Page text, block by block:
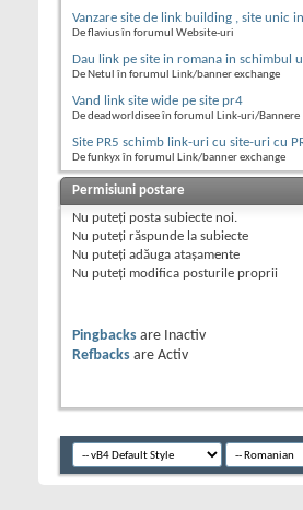
Vanzare site de link building , site unic
De flavius în forumul Website-uri
Dau link pe site in romana in schimbul
De Netul în forumul Link/banner exchange
Vand link site wide pe site pr4
De deadworldisee în forumul Link-uri/Bannere
Site PR5 schimb link-uri cu site-uri cu
De funkyx în forumul Link/banner exchange
Permisiuni postare
Nu puteţi posta subiecte noi.
Nu puteţi răspunde la subiecte
Nu puteţi adăuga ataşamente
Nu puteţi modifica posturile proprii
Pingbacks are
Inactiv
Refbacks are Activ